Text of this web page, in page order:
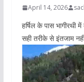
April 14, 2026
हर्षिल के पास भागीरथी
सही तरीके से इंतजाम